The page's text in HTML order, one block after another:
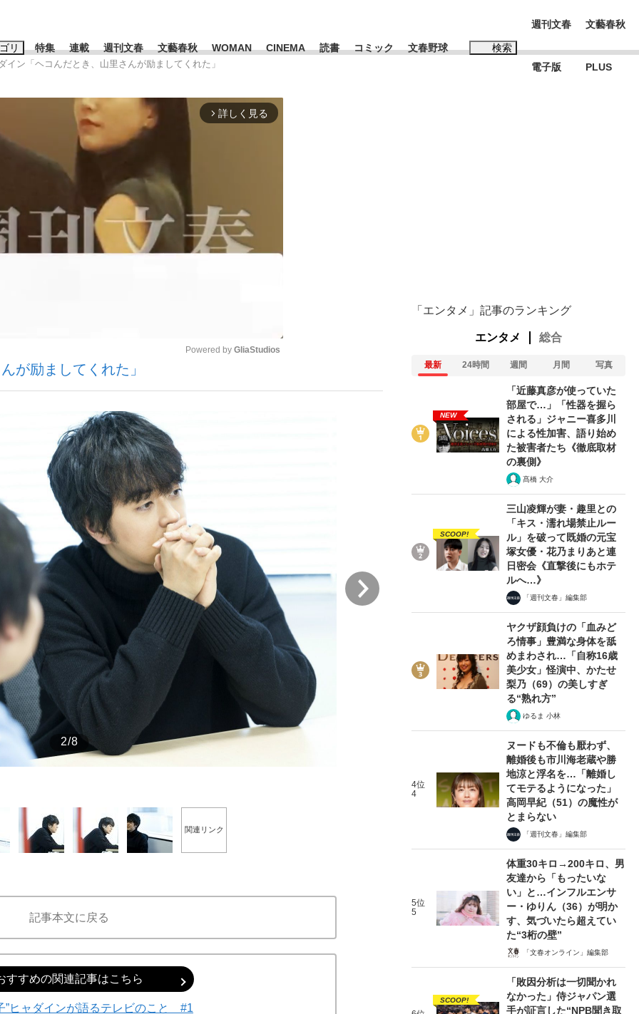
リ
選手が証言した“NPB聞... 「クマが悪者扱いされているのが悲しい」『北の国から』倉本聰氏（91...
カー日本代表・森保一監督...
もっと見る
特集
もっと見る
連載 週刊文春 文藝春秋 WOMAN CINEMA 読書 コミック 文春野球 検索
ワードタグ一覧
#高市早苗 #森岡毅
週刊文春
電子版
文藝春秋
PLUS
イン「ヘコんだとき、山里さんが励ましてくれた」
arrow_forward_ios 詳しく見る
Mute
Powered by GliaStudios
が励ましてくれた」
2/8
関連リンク
記事本文に戻る
すすめの関連記事はこちら
”ヒャダインが語るテレビのこと #1
「エンタメ」記事のランキング
エンタメ 総合
最新 24時間 週間 月間 写真
NEW
「近藤真彦が使っていた
部屋で…」「性器を握ら
される」ジャニー喜多川
による性加害、語り始め
た被害者たち《徹底取材
の裏側》
髙橋 大介
SCOOP!
三山凌輝が妻・趣里との
「キス・濡れ場禁止ルー
ル」を破って既婚の元宝
塚女優・花乃まりあと連
日密会《直撃後にもホテ
ルへ…》
「週刊文春」編集部
ヤクザ顔負けの「血みど
ろ情事」豊満な身体を舐
めまわされ…「自称16歳
美少女」怪演中、かたせ
梨乃（69）の美しすぎ
る“熟れ方”
ゆるま 小林
4位
4
ヌードも不倫も厭わず、
離婚後も市川海老蔵や勝
地涼と浮名を…「離婚し
てモテるようになった」
高岡早紀（51）の魔性が
とまらない
「週刊文春」編集部
5位
5
体重30キロ→200キロ、男
友達から「もったいな
い」と…インフルエンサ
ー・ゆりん（36）が明か
す、気づいたら超えてい
た“3桁の壁”
「文春オンライン」編集部
SCOOP!
「敗因分析は一切聞かれ
なかった」侍ジャパン選
手が証言した“NPB聞き取